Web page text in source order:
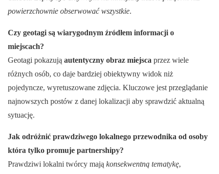
powierzchownie obserwować wszystkie.
Czy geotagi są wiarygodnym źródłem informacji o
miejscach?
Geotagi pokazują autentyczny obraz miejsca przez wiele
różnych osób, co daje bardziej obiektywny widok niż
pojedyncze, wyretuszowane zdjęcia. Kluczowe jest przeglądanie
najnowszych postów z danej lokalizacji aby sprawdzić aktualną
sytuację.
Jak odróżnić prawdziwego lokalnego przewodnika od osoby
która tylko promuje partnershipy?
Prawdziwi lokalni twórcy mają konsekwentną tematykę,